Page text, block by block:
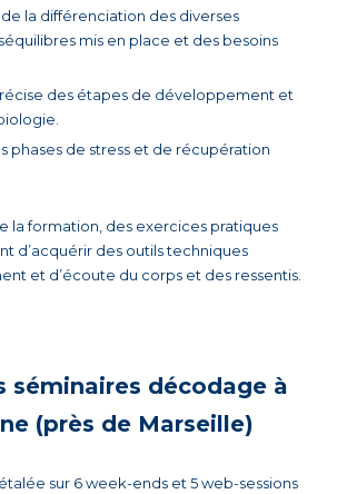
la différenciation des diverses
mis en place et des besoins
des étapes de développement et
phases de stress et de récupération
la formation, des exercices pratiques
d’acquérir des outils techniques
et d’écoute du corps et des ressentis.
séminaires décodage à
(près de Marseille)
sur 6 week-ends et 5 web-sessions